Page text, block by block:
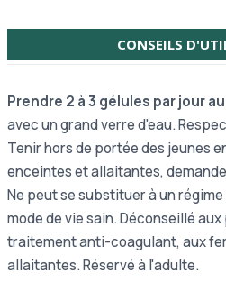
CONSEILS
Prendre 2 à 3 gélules par jour
avec un grand verre d'eau.
Tenir hors de portée des jeunes
enceintes et allaitantes,
Ne peut se substituer à un
mode de vie sain. Déconseillé
traitement anti-coagulant, aux
allaitantes. Réservé à l'adulte.